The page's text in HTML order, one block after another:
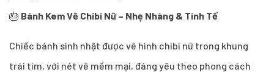
🎂 Bánh Kem Vẽ Chibi Nữ – Nhẹ Nhàng & Tinh Tế
Chiếc bánh sinh nhật được vẽ hình chibi nữ trong khung
trái tim, với nét vẽ mềm mại, đáng yêu theo phong cách